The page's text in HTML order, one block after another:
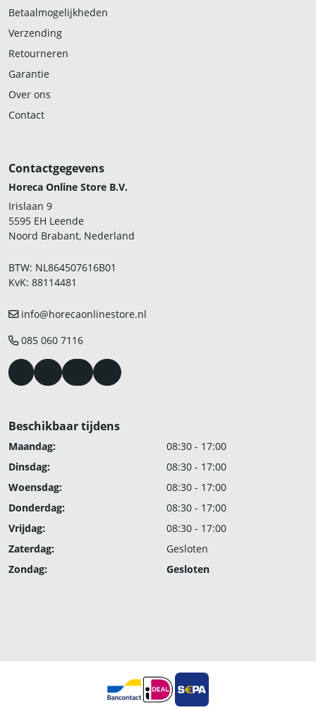
Betaalmogelijkheden
Verzending
Retourneren
Garantie
Over ons
Contact
Contactgegevens
Horeca Online Store B.V.
Irislaan 9
5595 EH Leende
Noord Brabant, Nederland
BTW: NL864507616B01
KvK: 88114481
info@horecaonlinestore.nl
085 060 7116
Beschikbaar tijdens
Maandag:
08:30 - 17:00
Dinsdag:
08:30 - 17:00
Woensdag:
08:30 - 17:00
Donderdag:
08:30 - 17:00
Vrijdag:
08:30 - 17:00
Zaterdag:
Gesloten
Zondag:
Gesloten